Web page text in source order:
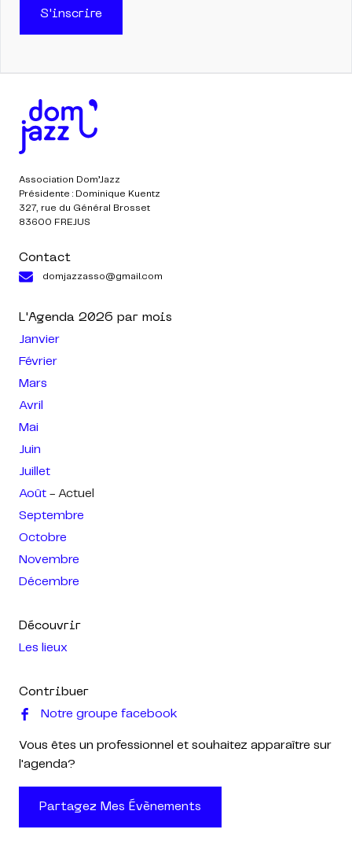
S'inscrire
Association Dom’Jazz
Présidente : Dominique Kuentz
327, rue du Général Brosset
83600 FREJUS
Contact
domjazzasso@gmail.com
L'Agenda 2026 par mois
Janvier
Février
Mars
Avril
Mai
Juin
Juillet
Août - Actuel
Septembre
Octobre
Novembre
Décembre
Découvrir
Les lieux
Contribuer
Notre groupe facebook
Vous êtes un professionnel et souhaitez apparaître sur
l'agenda?
Partagez Mes Évènements